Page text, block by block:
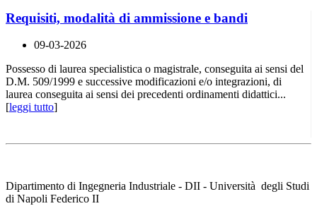
Requisiti, modalità di ammissione e bandi
09-03-2026
Possesso di laurea specialistica o magistrale, conseguita ai sensi del
D.M. 509/1999 e successive modificazioni e/o integrazioni, di
laurea conseguita ai sensi dei precedenti ordinamenti didattici...
[leggi tutto]
Dipartimento di Ingegneria Industriale - DII - Università degli Studi
di Napoli Federico II